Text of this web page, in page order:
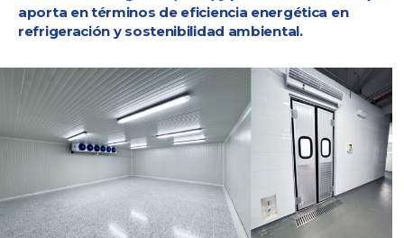
aporta en términos de eficiencia energética en
refrigeración y sostenibilidad ambiental.